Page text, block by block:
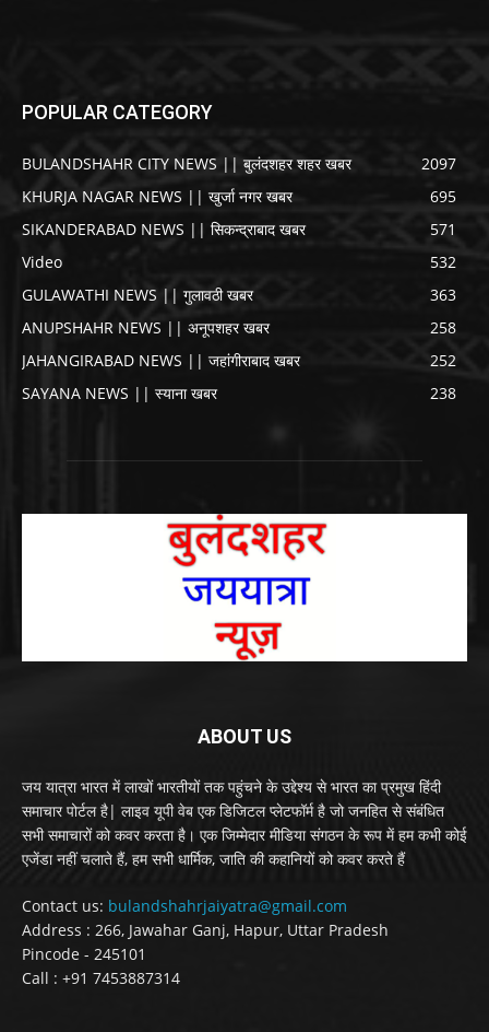
POPULAR CATEGORY
BULANDSHAHR CITY NEWS || बुलंदशहर शहर खबर
2097
KHURJA NAGAR NEWS || खुर्जा नगर खबर
695
SIKANDERABAD NEWS || सिकन्द्राबाद खबर
571
Video
532
GULAWATHI NEWS || गुलावठी खबर
363
ANUPSHAHR NEWS || अनूपशहर खबर
258
JAHANGIRABAD NEWS || जहांगीराबाद खबर
252
SAYANA NEWS || स्याना खबर
238
ABOUT US
जय यात्रा भारत में लाखों भारतीयों तक पहुंचने के उद्देश्य से भारत का प्रमुख हिंदी
समाचार पोर्टल है| लाइव यूपी वेब एक डिजिटल प्लेटफॉर्म है जो जनहित से संबंधित
सभी समाचारों को कवर करता है। एक जिम्मेदार मीडिया संगठन के रूप में हम कभी कोई
एजेंडा नहीं चलाते हैं, हम सभी धार्मिक, जाति की कहानियों को कवर करते हैं
Contact us: bulandshahrjaiyatra@gmail.com
Address : 266, Jawahar Ganj, Hapur, Uttar Pradesh
Pincode - 245101
Call : +91 7453887314